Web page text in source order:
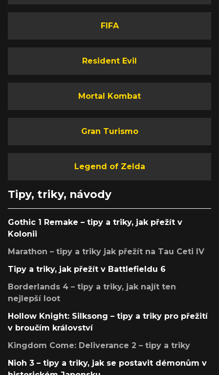
FIFA
Resident Evil
Mortal Kombat
Gran Turismo
Legend of Zelda
Tipy, triky, návody
Gothic 1 Remake – tipy a triky, jak přežít v
Kolonii
Marathon – tipy a triky jak přežít na Tau Ceti IV
Tipy a triky, jak přežít v Battlefieldu 6
Borderlands 4 – tipy a triky, jak najít ten
nejlepší loot
Hollow Knight: Silksong – tipy a triky pro přežití
v broučím království
Kingdom Come: Deliverance 2 – tipy a triky
Nioh 3 – tipy a triky, jak se postavit démonům v